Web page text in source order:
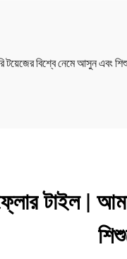
বিশ্বে নেমে আসুন এবং
টাইল |